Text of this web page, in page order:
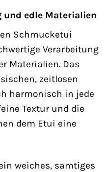
und edle Materialien
Schmucketui
Verarbeitung
Materialien. Das
zeitlosen
harmonisch in jede
Textur und die
dem Etui eine
weiches, samtiges